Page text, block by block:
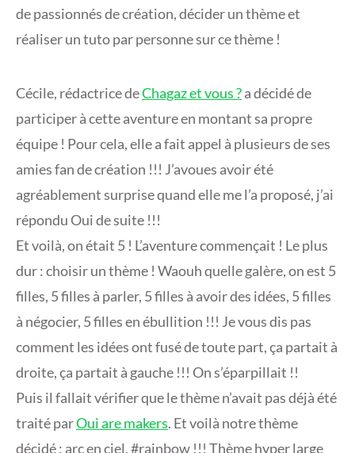
de passionnés de création, décider un thème et
réaliser un tuto par personne sur ce thème !
Cécile, rédactrice deChagaz et vous ?a décidé de
participer à cette aventure en montant sa propre
équipe ! Pour cela, elle a fait appel à plusieurs de ses
amies fan de création !!! J’avoues avoir été
agréablement surprise quand elle me l’a proposé, j’ai
répondu Oui de suite !!!
Et voilà, on était 5 ! L’aventure commençait ! Le plus
dur : choisir un thème ! Waouh quelle galère, on est 5
filles, 5 filles à parler, 5 filles à avoir des idées, 5 filles
à négocier, 5 filles en ébullition !!! Je vous dis pas
comment les idées ont fusé de toute part, ça partait à
droite, ça partait à gauche !!! On s’éparpillait !!
Puis il fallait vérifier que le thème n’avait pas déjà été
traité parOui are makers. Et voilà notre thème
décidé : arc en ciel, #rainbow !!! Thème hyper large